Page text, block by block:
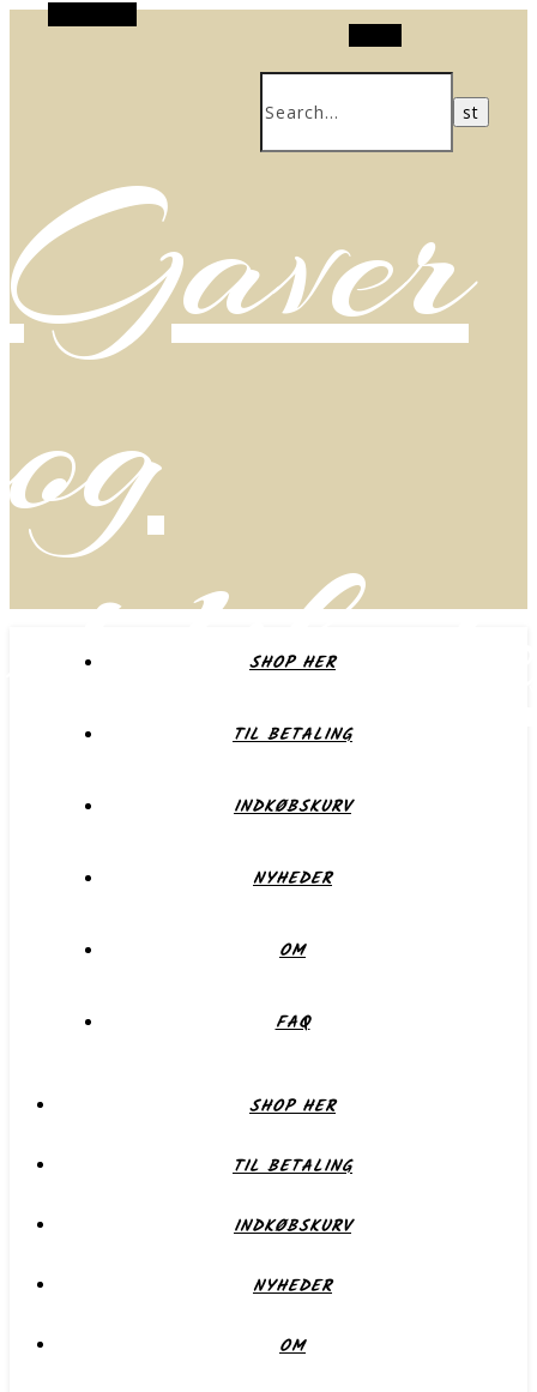
Gaver
og
SHOP HER
TIL BETALING
INDKØBSKURV
NYHEDER
OM
FAQ
SHOP HER
TIL BETALING
INDKØBSKURV
NYHEDER
OM